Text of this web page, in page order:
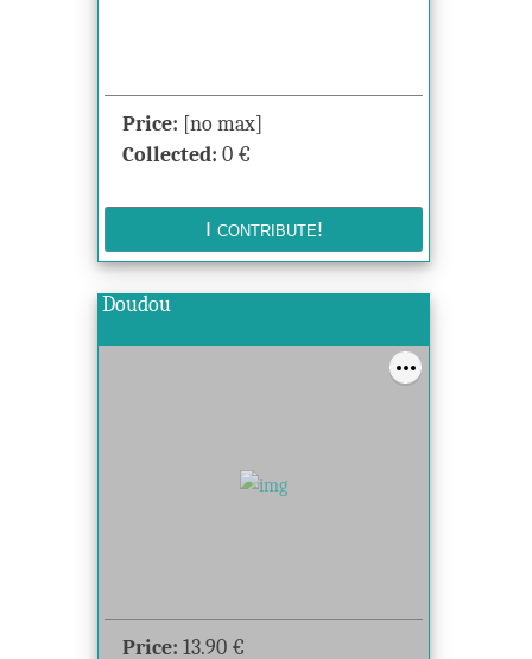
Price: [no max]
Collected: 0 €
Doudou
Price: 13.90 €